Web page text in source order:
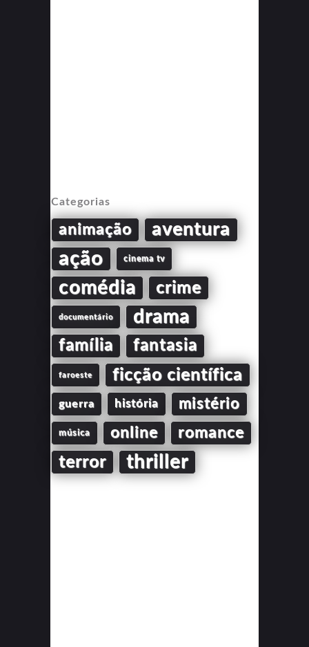
Categorias
animação aventura
ação cinema tv
comédia crime
documentário drama
família fantasia
faroeste ficção científica
guerra história mistério
música online romance
terror thriller